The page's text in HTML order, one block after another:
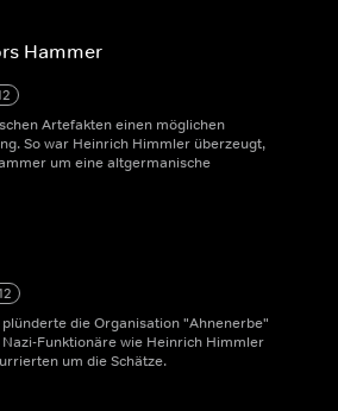
Hammer
Artefakten einen möglichen
So war Heinrich Himmler überzeugt,
um eine altgermanische
die Organisation "Ahnenerbe"
Funktionäre wie Heinrich Himmler
um die Schätze.